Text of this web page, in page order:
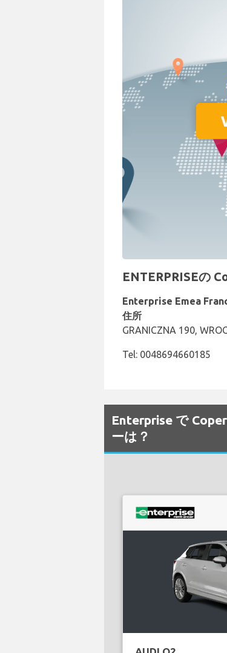
ENTERPRISEの
Enterprise Emea
住所
GRANICZNA 190,
Tel: 0048694660185
Enterprise で
ーは？